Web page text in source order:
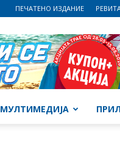
ПЕЧАТЕНО ИЗДАНИЕ
МУЛТИМЕДИЈА